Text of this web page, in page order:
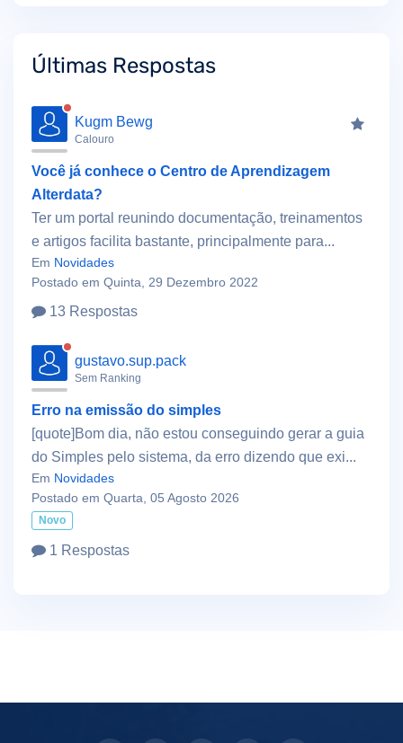
Últimas Respostas
Kugm Bewg
Calouro
Você já conhece o Centro de Aprendizagem
Alterdata?
Ter um portal reunindo documentação, treinamentos
e artigos facilita bastante, principalmente para...
Em Novidades
Postado em Quinta, 29 Dezembro 2022
13 Respostas
gustavo.sup.pack
Sem Ranking
Erro na emissão do simples
[quote]Bom dia, não estou conseguindo gerar a guia
do Simples pelo sistema, da erro dizendo que exi...
Em Novidades
Postado em Quarta, 05 Agosto 2026
Novo
1 Respostas